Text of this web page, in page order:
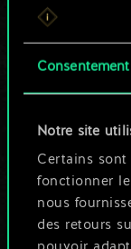
Consentement
Notre site
Certains sont
fonctionner
nous
des retours